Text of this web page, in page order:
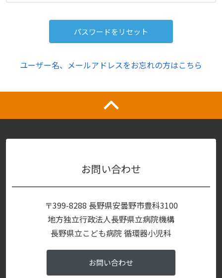
ユーザー名、メールアドレスをお忘れの方はこちら
お問い合わせ
〒399-8288 長野県安曇野市豊科3100
地方独立行政法人長野県立病院機構
長野県立こども病院 循環器小児科
お問い合わせ